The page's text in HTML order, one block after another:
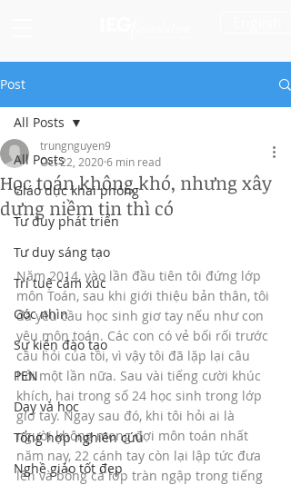
Post
All Posts
Giáo dục khai phóng
Tư duy phát triển
Tư duy sáng tạo
Trí tuệ cảm xúc
Góc nhìn
Sự kiện đào tạo
PEN
Dạy và học
Tổng hợp nghiên cứu
Nghề giáo tốt đẹp
All Posts
Học toán không khó, nhưng xây
dựng niềm tin thì có
trungnguyen9
Oct 22, 20206 min read
Năm 2014, vào lần đầu tiên tôi đứng lớp
môn Toán, sau khi giới thiệu bản thân, tôi
đã yêu cầu học sinh giơ tay nếu như con
yêu môn toán. Các con có vẻ bối rối trước
câu hỏi của tôi, vì vậy tôi đã lặp lại câu
hỏi một lần nữa. Sau vài tiếng cười khúc
khích, hai trong số 24 học sinh trong lớp
giơ tay. Ngay sau đó, khi tôi hỏi ai là
người không mong đợi môn toán nhất
năm nay, 22 cánh tay còn lại lập tức đưa
lên và bỗng cả lớp tràn ngập trong tiếng